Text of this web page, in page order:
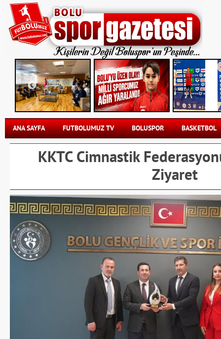
ANA SAYFA FUTBOLUMUZ TV BOLUSPOR BASKETBOL
KKTC Cimnastik
Ziyaret